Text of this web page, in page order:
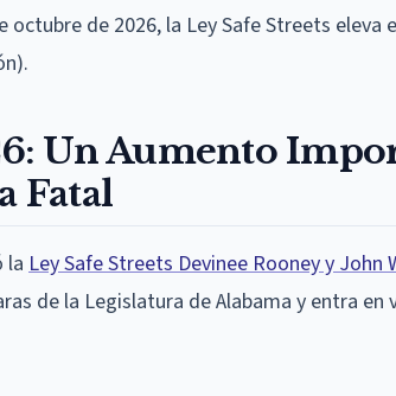
octubre de 2026, la Ley Safe Streets
Un Aumento
Fatal
la Ley Safe Streets Devinee Rooney y John
de la Legislatura de Alabama y entra